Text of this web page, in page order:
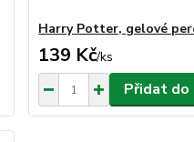
Harry Potter, gelové
139 Kč/ks
Přidat do